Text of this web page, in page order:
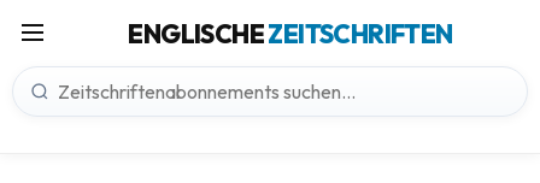
ENGLISCHEZEITSCHRIFTEN